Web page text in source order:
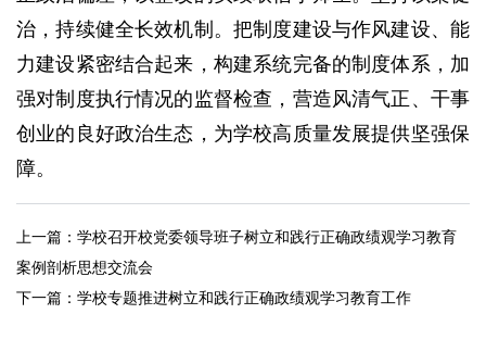
治，持续健全长效机制。把制度建设与作风建设、能
力建设紧密结合起来，构建系统完备的制度体系，加
强对制度执行情况的监督检查，营造风清气正、干事
创业的良好政治生态，为学校高质量发展提供坚强保
障。
上一篇： 学校召开校党委领导班子树立和践行正确政绩观学习教育
案例剖析思想交流会
下一篇： 学校专题推进树立和践行正确政绩观学习教育工作